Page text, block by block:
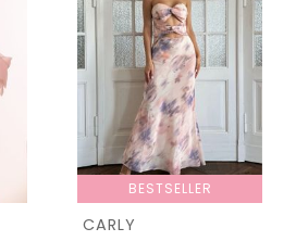
BESTSELLER
CARLY